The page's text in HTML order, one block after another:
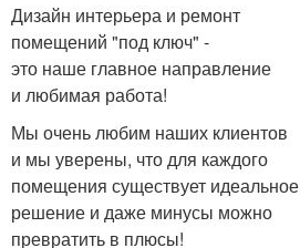
Дизайн интерьера и ремонт
помещений "под ключ" -
это наше главное направление
и любимая работа!
Мы очень любим наших клиентов
и мы уверены, что для каждого
помещения существует идеальное
решение и даже минусы можно
превратить в плюсы!